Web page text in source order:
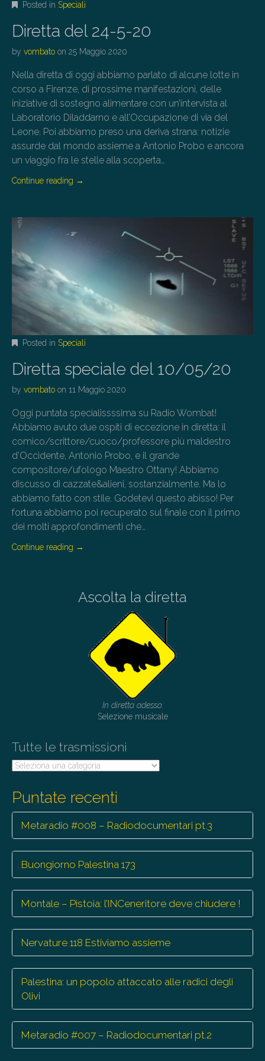
Posted in Speciali
Diretta del 24-5-20
by vombato on 25 Maggio 2020
Nella diretta di oggi abbiamo parlato di alcune lotte in
corso a Firenze, di prossime manifestazioni, delle
iniziative di sostegno alimentare con un’intervista al
Laboratorio Diladdarno e all’Occupazione di via del
Leone. Poi abbiamo preso una deriva strana: notizie
assurde dal mondo assieme a Antonio Probo e ancora
un viaggio fra le stelle alla scoperta…
Continue reading →
Posted in Speciali
Diretta speciale del 10/05/20
by vombato on 11 Maggio 2020
Oggi puntata specialissssima su Radio Wombat!
Abbiamo avuto due ospiti di eccezione in diretta: il
comico/scrittore/cuoco/professore più maldestro
d’Occidente, Antonio Probo, e il grande
compositore/ufologo Maestro Ottany! Abbiamo
discusso di cazzate&alieni, sostanzialmente. Ma lo
abbiamo fatto con stile. Godetevi questo abisso! Per
fortuna abbiamo poi recuperato sul finale con il primo
dei molti approfondimenti che…
Continue reading →
Ascolta la diretta
In diretta adesso:
Selezione musicale
Tutte le trasmissioni
Tutte
Puntate recenti
Metaradio #008 – Radiodocumentari pt.3
Buongiorno Palestina 173
Montale – Pistoia: l’INCeneritore deve chiudere !
Nervature 118 Estiviamo assieme
Palestina: un popolo attaccato alle radici degli
Olivi
Metaradio #007 – Radiodocumentari pt.2